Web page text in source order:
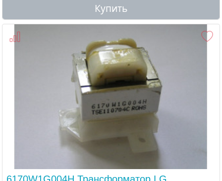
Купить